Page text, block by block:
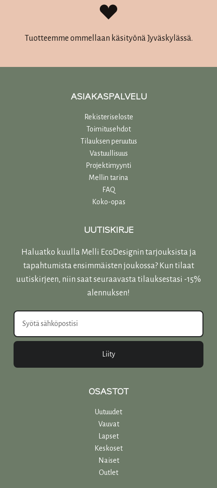
Tuotteemme ommellaan käsityönä Jyväskylässä.
ASIAKASPALVELU
Rekisteriseloste
Toimitusehdot
Tilauksen peruutus
Vastuullisuus
Projektimyynti
Mellin tarina
FAQ
Koko-opas
UUTISKIRJE
Haluatko kuulla Melli EcoDesignin tarjouksista ja
tapahtumista ensimmäisten joukossa? Kun tilaat
uutiskirjeen, niin saat seuraavasta tilauksestasi -15%
alennuksen!
Liity
OSASTOT
Uutuudet
Vauvat
Lapset
Keskoset
Naiset
Outlet